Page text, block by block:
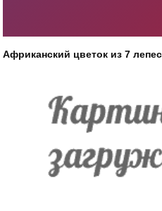
Африканский цветок из 7